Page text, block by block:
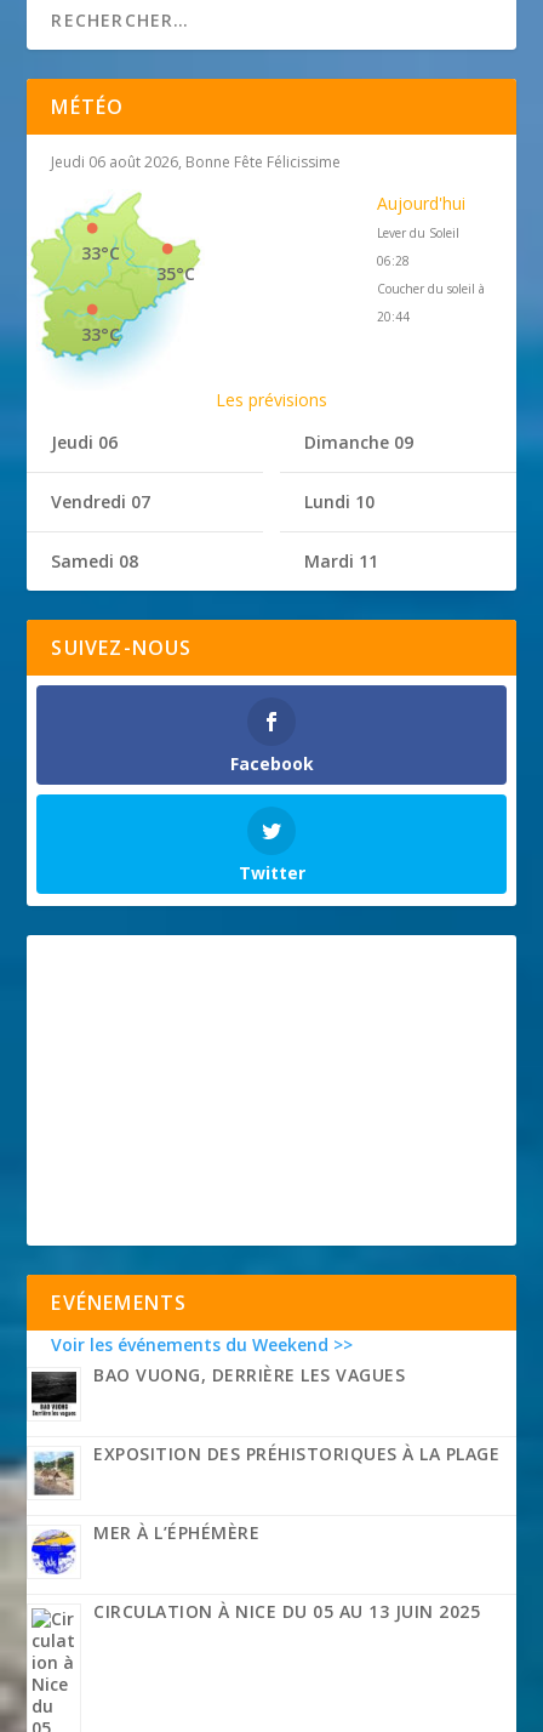
MÉTÉO
Jeudi 06 août 2026, Bonne Fête Félicissime
35°C
33°C
33°C
Aujourd'hui
Lever du Soleil
06:28
Coucher du soleil à
20:44
Les prévisions
Jeudi 06
Vendredi 07
Samedi 08
Dimanche 09
Lundi 10
Mardi 11
SUIVEZ-NOUS
Facebook
Twitter
EVÉNEMENTS
Voir les événements du Weekend >>
BAO VUONG, DERRIÈRE LES VAGUES
EXPOSITION DES PRÉHISTORIQUES À LA PLAGE
MER À L’ÉPHÉMÈRE
CIRCULATION À NICE DU 05 AU 13 JUIN 2025